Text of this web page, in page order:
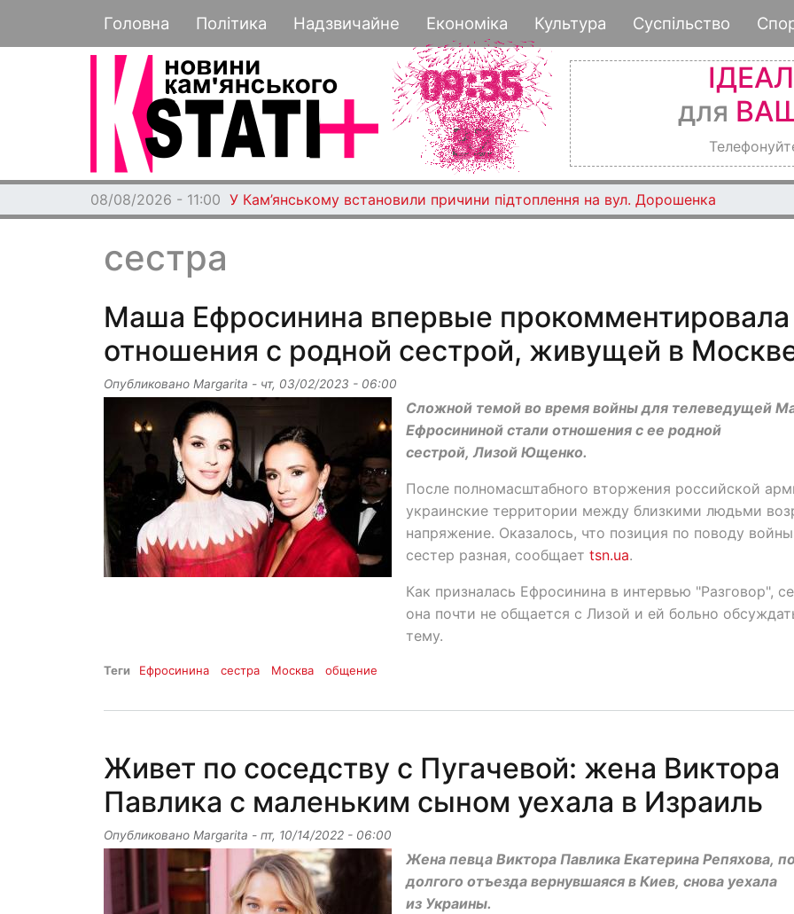
к
основному
Основная навигация
Головна Політика Надзвичайне Економіка Культура Суспільство
для
08/08/2026 - 11:00 У Кам’янському встановили причини підтоплення на вул. Дорошенка
сестра
Маша Ефросинина впервые прокомментировала
отношения с родной сестрой, живущей в
Опубликовано Margarita - чт, 03/02/2023 - 06:00
Сложной темой во время войны для телеведущей
Ефросининой стали отношения с ее родной
сестрой, Лизой Ющенко.
После полномасштабного вторжения российской
украинские территории между близкими людьми
напряжение. Оказалось, что позиция по поводу
сестер разная, сообщает tsn.ua.
Как призналась Ефросинина в интервью "Разговор",
она почти не общается с Лизой и ей больно
тему.
Теги Ефросинина сестра Москва общение
Живет по соседству с Пугачевой: жена Виктора
Павлика с маленьким сыном уехала в Израиль
Опубликовано Margarita - пт, 10/14/2022 - 06:00
Жена певца Виктора Павлика Екатерина Репяхова,
долгого отъезда вернувшаяся в Киев, снова уехала
из Украины.